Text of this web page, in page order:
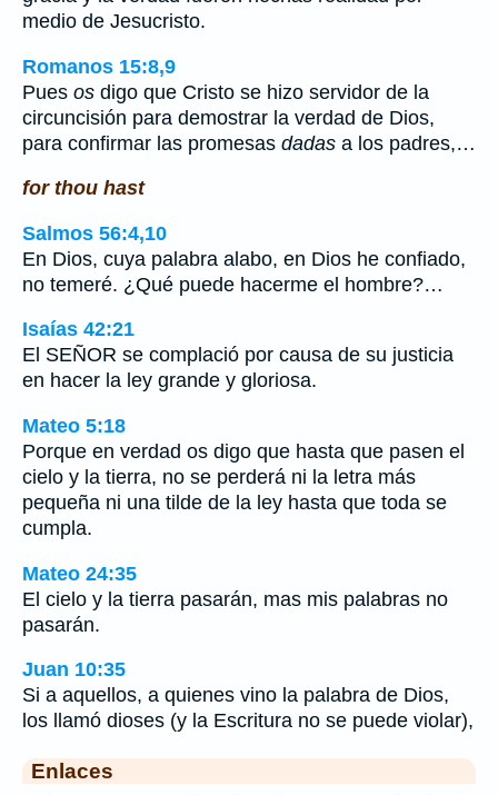
medio de Jesucristo.
Romanos 15:8,9
Pues os digo que Cristo se hizo servidor de la
circuncisión para demostrar la verdad de Dios,
para confirmar las promesas dadas a los padres,…
for thou hast
Salmos 56:4,10
En Dios, cuya palabra alabo, en Dios he confiado,
no temeré. ¿Qué puede hacerme el hombre?…
Isaías 42:21
El SEÑOR se complació por causa de su justicia
en hacer la ley grande y gloriosa.
Mateo 5:18
Porque en verdad os digo que hasta que pasen el
cielo y la tierra, no se perderá ni la letra más
pequeña ni una tilde de la ley hasta que toda se
cumpla.
Mateo 24:35
El cielo y la tierra pasarán, mas mis palabras no
pasarán.
Juan 10:35
Si a aquellos, a quienes vino la palabra de Dios,
los llamó dioses (y la Escritura no se puede violar),
Enlaces